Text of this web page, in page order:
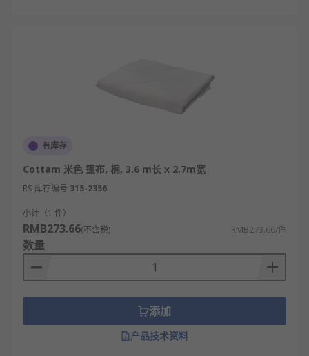
有库存
Cottam 米色 篷布, 棉, 3.6 m长 x 2.7m宽
RS 库存编号 315-2356
小计（1 件）
RMB273.66(不含税) RMB273.66/件
数量
添加
产品技术资料